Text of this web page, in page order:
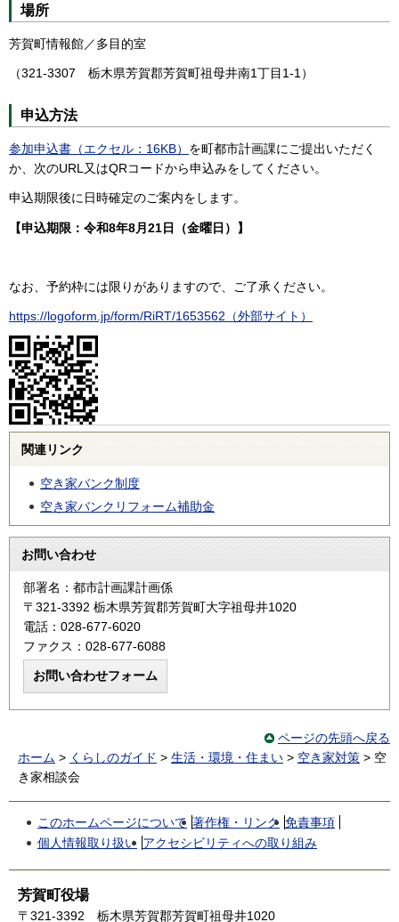
場所
芳賀町情報館／多目的室
（321-3307 栃木県芳賀郡芳賀町祖母井南1丁目1-1）
申込方法
参加申込書（エクセル：16KB） を町都市計画課にご提出いただく
か、次のURL又はQRコードから申込みをしてください。
申込期限後に日時確定のご案内をします。
【申込期限：令和8年8月21日（金曜日）】
なお、予約枠には限りがありますので、ご了承ください。
https://logoform.jp/form/RiRT/1653562（外部サイト）
関連リンク
空き家バンク制度
空き家バンクリフォーム補助金
お問い合わせ
部署名：都市計画課計画係
〒321-3392 栃木県芳賀郡芳賀町大字祖母井1020
電話：028-677-6020
ファクス：028-677-6088
ページの先頭へ戻る
ホーム > くらしのガイド > 生活・環境・住まい > 空き家対策 > 空
き家相談会
このホームページについて 著作権・リンク 免責事項
個人情報取り扱い アクセシビリティへの取り組み
芳賀町役場
〒321-3392 栃木県芳賀郡芳賀町祖母井1020